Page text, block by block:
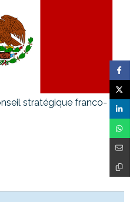
stratégique franco-